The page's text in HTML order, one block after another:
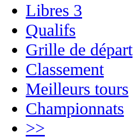
Libres 3
Qualifs
Grille de départ
Classement
Meilleurs tours
Championnats
>>